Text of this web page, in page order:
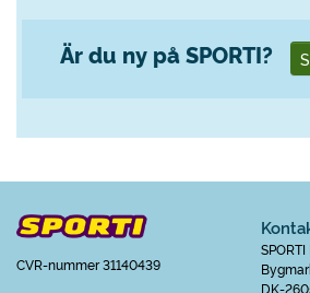
Är du ny på SPORTI?
CVR-nummer 31140439
DK-